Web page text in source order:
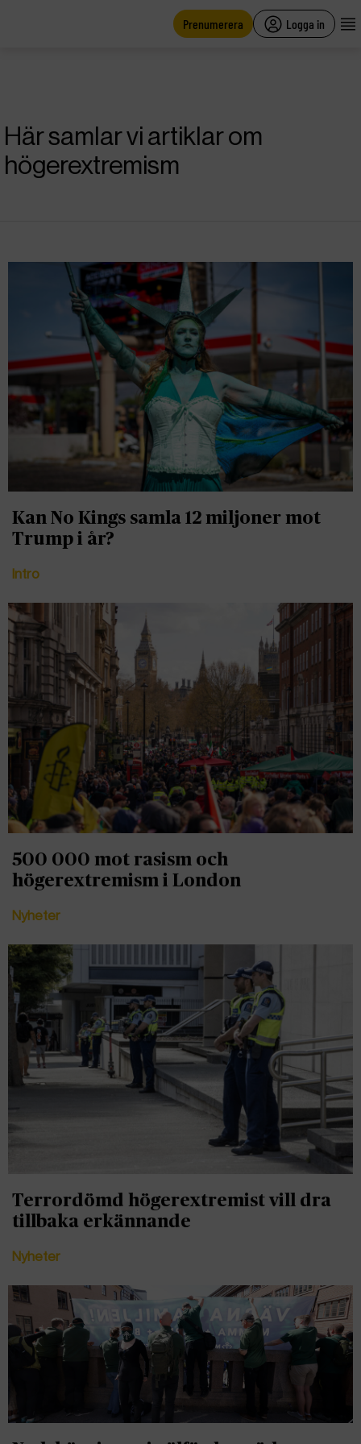
Prenumerera Logga in
Här samlar vi artiklar om
högerextremism
Kan No Kings samla 12 miljoner mot
Trump i år?
Intro
500 000 mot rasism och
högerextremism i London
Nyheter
Terrordömd högerextremist vill dra
tillbaka erkännande
Nyheter